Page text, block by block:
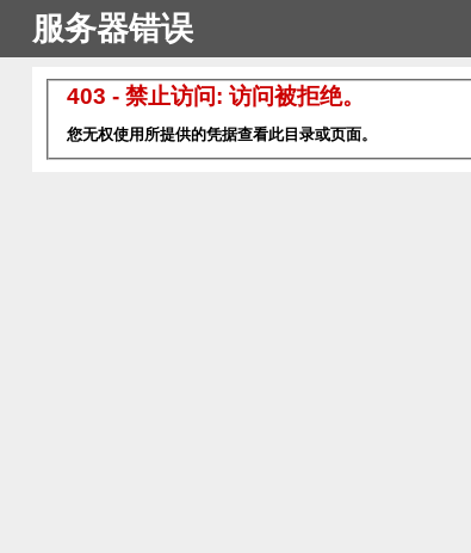
服务器错误
403 - 禁止访问: 访问被拒绝。
您无权使用所提供的凭据查看此目录或页面。